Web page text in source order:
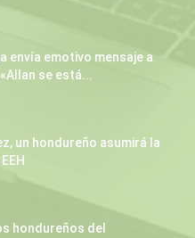
envía emotivo mensaje a
se está...
un hondureño asumirá la
hondureños del